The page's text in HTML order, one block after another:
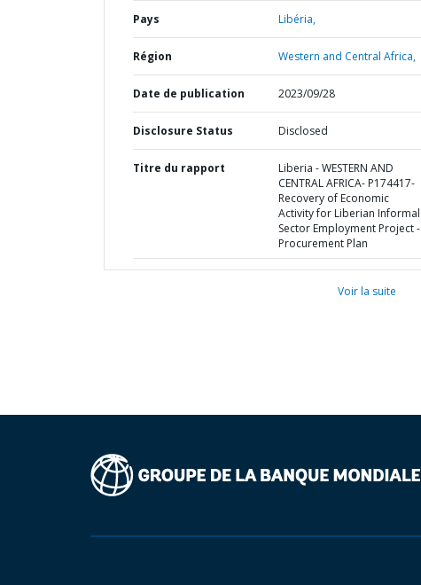
Pays Libéria,
Région Western and Central Africa,
Date de publication 2023/09/28
Disclosure Status Disclosed
Titre du rapport
Liberia - WESTERN AND
CENTRAL AFRICA- P174417-
Recovery of Economic
Activity for Liberian Informal
Sector Employment Project -
Procurement Plan
Voir la suite